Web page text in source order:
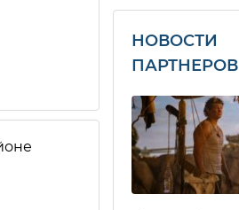
НОВОСТИ
ПАРТНЕРОВ